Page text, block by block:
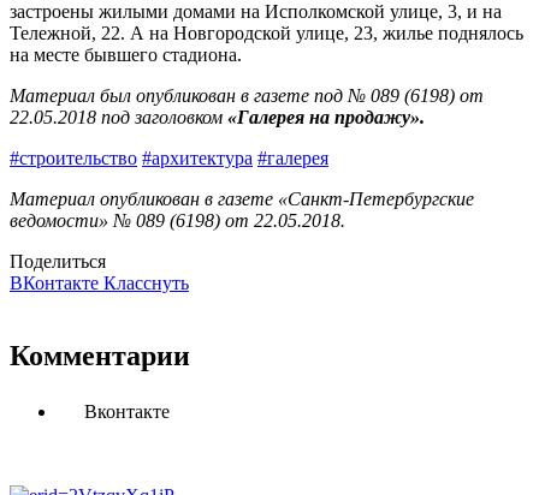
застроены жилыми домами на Исполкомской улице, 3, и на
Тележной, 22. А на Новгородской улице, 23, жилье поднялось
на месте бывшего стадиона.
Материал был опубликован в газете под № 089 (6198) от
22.05.2018 под заголовком «Галерея на продажу».
#строительство #архитектура #галерея
Материал опубликован в газете «Санкт-Петербургские
ведомости» № 089 (6198) от 22.05.2018.
Поделиться
ВКонтакте Класснуть
Комментарии
Вконтакте